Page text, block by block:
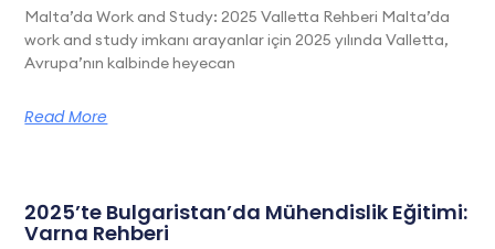
Malta’da Work and Study: 2025 Valletta Rehberi Malta’da
work and study imkanı arayanlar için 2025 yılında Valletta,
Avrupa’nın kalbinde heyecan
Read More
2025’te Bulgaristan’da Mühendislik Eğitimi:
Varna Rehberi